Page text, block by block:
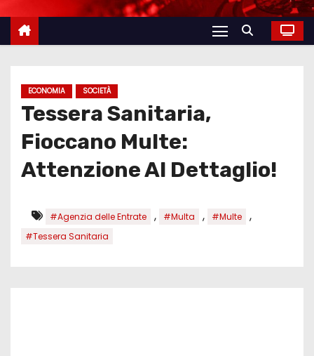
ECONOMIA SOCIETÀ
Tessera Sanitaria,
Fioccano Multe:
Attenzione Al Dettaglio!
#Agenzia delle Entrate , #Multa , #Multe ,
#Tessera Sanitaria